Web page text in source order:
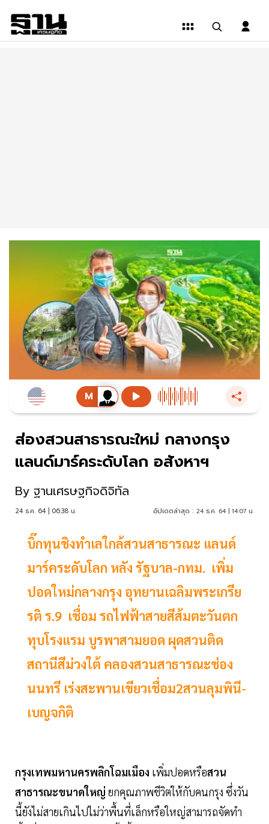
ส่องสวนสาธารณะใหม่ กลางกรุง
แลนด์มาร์คระดับโลก อสังหาฯ
By ฐานเศรษฐกิจดิจิทัล
24 ธ.ค. 64 | 06:38 น. อัปเดตล่าสุด : 24 ธ.ค. 64 | 14:07 น.
บิ๊กทุนชิงทำเลใกล้สวนสาธารณะ แลนด์
มาร์คระดับโลก หลัง รัฐบาล-กทม. เพิ่ม
ปอดใหม่กลางกรุง อุทยานเฉลิมพระเกรีย
รติ ร.9 เชื่อม รถไฟฟ้าสายสีส้มตะวันตก
ทุบโรงแรม บูรพาสามยอด ผุดสวนติด
สถานีสีม่วงใต้ คลองสวนสาธารณะช่อง
นนทรี เร่งสะพานเขียวเชื่อม2สวนลุมพินี-
เบญจกิติ
กรุงเทพมหานครพลิกโฉมเมือง เพิ่มปอดหรือสวน
สาธารณะขนาดใหญ่ ยกคุณภาพชีวิตให้กับคนกรุง ซึ่งวัน
นี้ยังไม่สายเกินไปไม่ว่าพื้นที่เล็กหรือใหญ่สามารถจัดทำ